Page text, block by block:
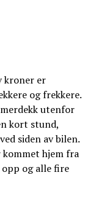
kroner er
og frekkere.
utenfor
kort stund,
siden av bilen.
hjem fra
og alle fire